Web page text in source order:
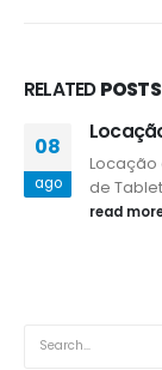
RELATEDPOSTS
08
ago
Locação
de
read